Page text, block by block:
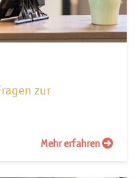
zur
Mehr erfahren